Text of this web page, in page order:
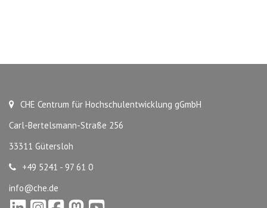
CHE Centrum für Hochschulentwicklung gGmbH
Carl-Bertelsmann-Straße 256
33311 Gütersloh
+49 5241 - 97 61 0
info@che.de